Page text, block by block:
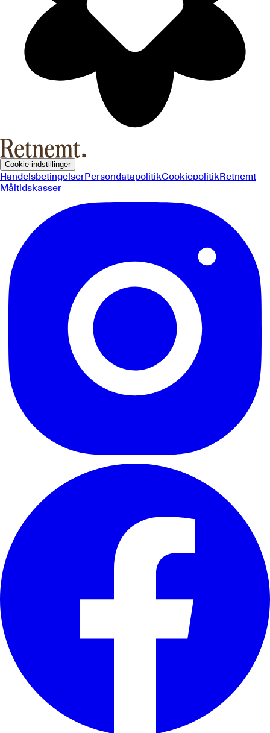
Cookie-indstillinger
HandelsbetingelserPersondatapolitikCookiepolitikRetnemt
Måltidskasser